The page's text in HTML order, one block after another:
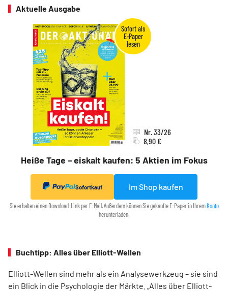
Aktuelle Ausgabe
Heiße Tage – eiskalt kaufen: 5 Aktien im Fokus
Nr. 33/26
8,90 €
Sofortkauf Im Shop kaufen
Sie erhalten einen Download-Link per E-Mail. Außerdem können Sie gekaufte E-Paper in Ihrem Konto
herunterladen.
Buchtipp: Alles über Elliott-Wellen
Elliott-Wellen sind mehr als ein Analysewerkzeug – sie sind
ein Blick in die Psychologie der Märkte. „Alles über Elliott-